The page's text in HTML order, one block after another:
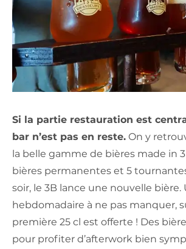
Si la partie restauration est
bar n’est pas en reste. On y
la belle gamme de bières made in
bières permanentes et 5
soir, le 3B lance une nouvelle
hebdomadaire à ne pas manquer,
première 25 cl est offerte ! Des
pour profiter d’afterwork bien